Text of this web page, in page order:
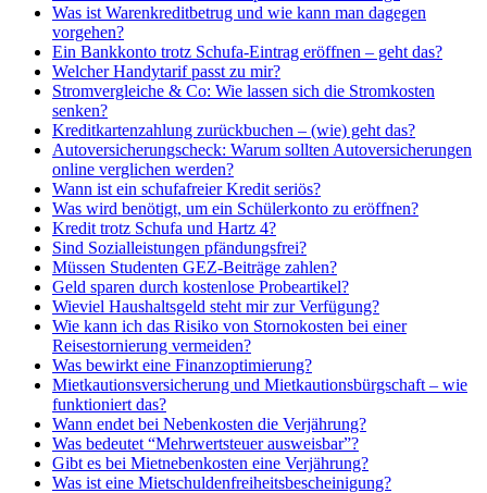
Was ist Warenkreditbetrug und wie kann man dagegen
vorgehen?
Ein Bankkonto trotz Schufa-Eintrag eröffnen – geht das?
Welcher Handytarif passt zu mir?
Stromvergleiche & Co: Wie lassen sich die Stromkosten
senken?
Kreditkartenzahlung zurückbuchen – (wie) geht das?
Autoversicherungscheck: Warum sollten Autoversicherungen
online verglichen werden?
Wann ist ein schufafreier Kredit seriös?
Was wird benötigt, um ein Schülerkonto zu eröffnen?
Kredit trotz Schufa und Hartz 4?
Sind Sozialleistungen pfändungsfrei?
Müssen Studenten GEZ-Beiträge zahlen?
Geld sparen durch kostenlose Probeartikel?
Wieviel Haushaltsgeld steht mir zur Verfügung?
Wie kann ich das Risiko von Stornokosten bei einer
Reisestornierung vermeiden?
Was bewirkt eine Finanzoptimierung?
Mietkautionsversicherung und Mietkautionsbürgschaft – wie
funktioniert das?
Wann endet bei Nebenkosten die Verjährung?
Was bedeutet “Mehrwertsteuer ausweisbar”?
Gibt es bei Mietnebenkosten eine Verjährung?
Was ist eine Mietschuldenfreiheitsbescheinigung?